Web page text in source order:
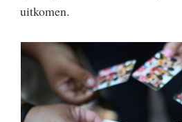
uitkomen.